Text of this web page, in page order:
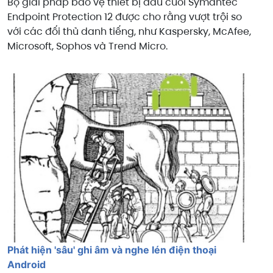
Endpoint Protection 12 được cho rằng vượt trội so
với các đối thủ danh tiếng, như Kaspersky, McAfee,
Microsoft, Sophos và Trend Micro.
Phát hiện 'sâu' ghi âm và nghe lén điện thoại
Android